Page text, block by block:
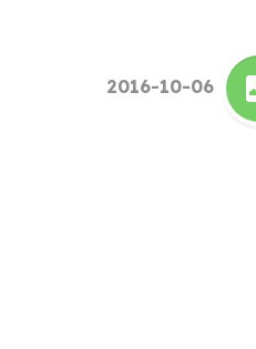
2016-10-06